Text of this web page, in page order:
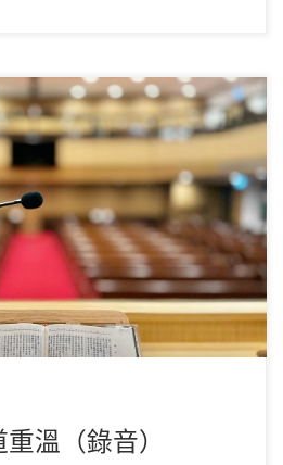
方按日期選擇講章。如果播放出
面。
溫（錄音）